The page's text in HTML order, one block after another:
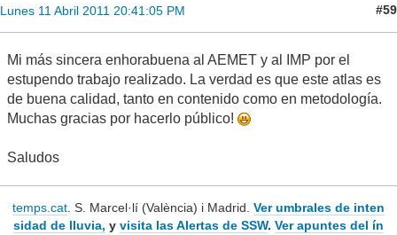
Lunes 11 Abril 2011 20:41:05 PM #59
Mi más sincera enhorabuena al AEMET y al IMP por el
estupendo trabajo realizado. La verdad es que este atlas es
de buena calidad, tanto en contenido como en metodología.
Muchas gracias por hacerlo público!
Saludos
temps.cat. S. Marcel·lí (València) i Madrid. Ver umbrales de inten
sidad de lluvia, y visita las Alertas de SSW. Ver apuntes del ín